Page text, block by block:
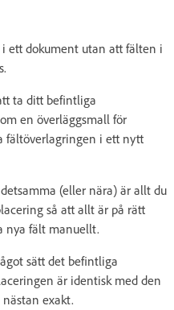
ett dokument utan att fälten i
ta ditt befintliga
en överläggsmall för
fältöverlagringen i ett nytt
(eller nära) är allt du
så att allt är på rätt
nya fält manuellt.
sätt det befintliga
är identisk med den
exakt.